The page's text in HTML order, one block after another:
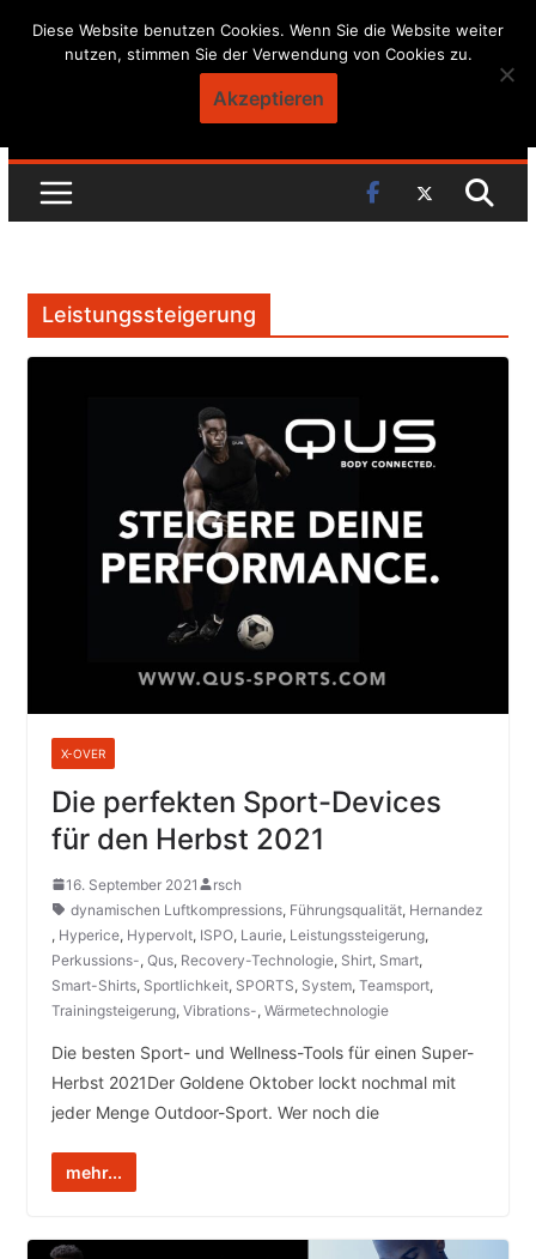
Skip
Leistungssteigerung
X-OVER
Die perfekten Sport-Devices
für den Herbst 2021
16. September 2021
rsch
dynamischen Luftkompressions, Führungsqualität, Hernandez
, Hyperice, Hypervolt, ISPO, Laurie, Leistungssteigerung,
Perkussions-, Qus, Recovery-Technologie, Shirt, Smart,
Smart-Shirts, Sportlichkeit, SPORTS, System, Teamsport,
Trainingsteigerung, Vibrations-, Wärmetechnologie
Die besten Sport- und Wellness-Tools für einen Super-
Herbst 2021Der Goldene Oktober lockt nochmal mit
jeder Menge Outdoor-Sport. Wer noch die
mehr...
Diese Website benutzen Cookies. Wenn Sie die Website weiter
nutzen, stimmen Sie der Verwendung von Cookies zu.
Akzeptieren